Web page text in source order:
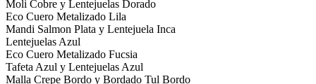
Moli Cobre y Lentejuelas Dorado
Eco Cuero Metalizado Lila
Mandi Salmon Plata y Lentejuela Inca
Lentejuelas Azul
Eco Cuero Metalizado Fucsia
Tafeta Azul y Lentejuelas Azul
Malla Crepe Bordo y Bordado Tul Bordo